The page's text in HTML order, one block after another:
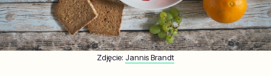
Zdjęcie: Jannis Brandt